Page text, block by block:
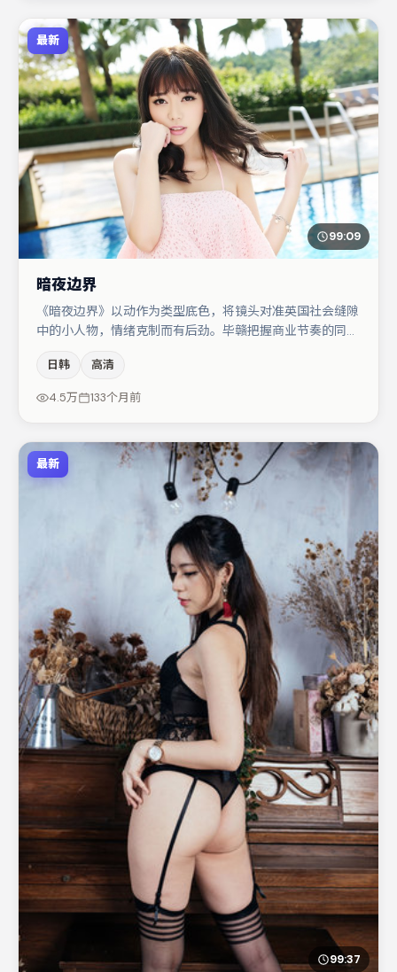
最新
99:09
暗夜边界
《暗夜边界》以动作为类型底色，将镜头对准英国社会缝隙
中的小人物，情绪克制而有后劲。毕赣把握商业节奏的同时
承担叙事驱动，张子枫、杨幂分别提供反差与喜剧/悬疑调
剂（视场次而定）。节奏紧凑、反转有度，值得列入片单。
日韩 高清
4.5万 133个月前
最新
99:37